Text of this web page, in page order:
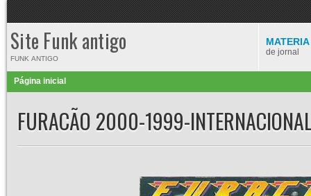
Site Funk antigo
FUNK ANTIGO
MATERIA
de jornal
Página inicial
FURACÃO 2000-1999-